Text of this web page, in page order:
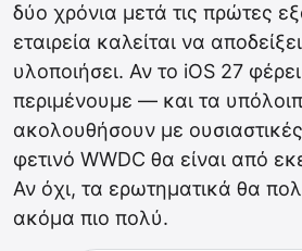
δύο χρόνια μετά τις πρώτες
εταιρεία καλείται να
υλοποιήσει. Αν το iOS 27
περιμένουμε — και τα
ακολουθήσουν με
φετινό WWDC θα είναι από
Αν όχι, τα ερωτηματικά θα
ακόμα πιο πολύ.